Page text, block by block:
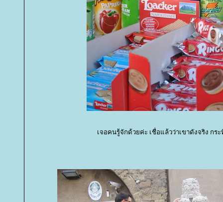
เจอคนรู้จักด้วยค่ะ เชื่อแล้วว่าเขาดังจริง กร